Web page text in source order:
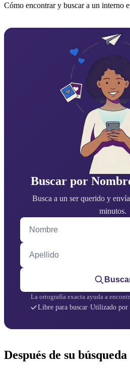
Cómo encontrar y buscar a un interno
Buscar por
Busca a un ser querido y
minutos.
Nombre
Apellido
La ortografía exacta ayuda a
Libre para buscar·Utilizado por
Después de su búsqueda